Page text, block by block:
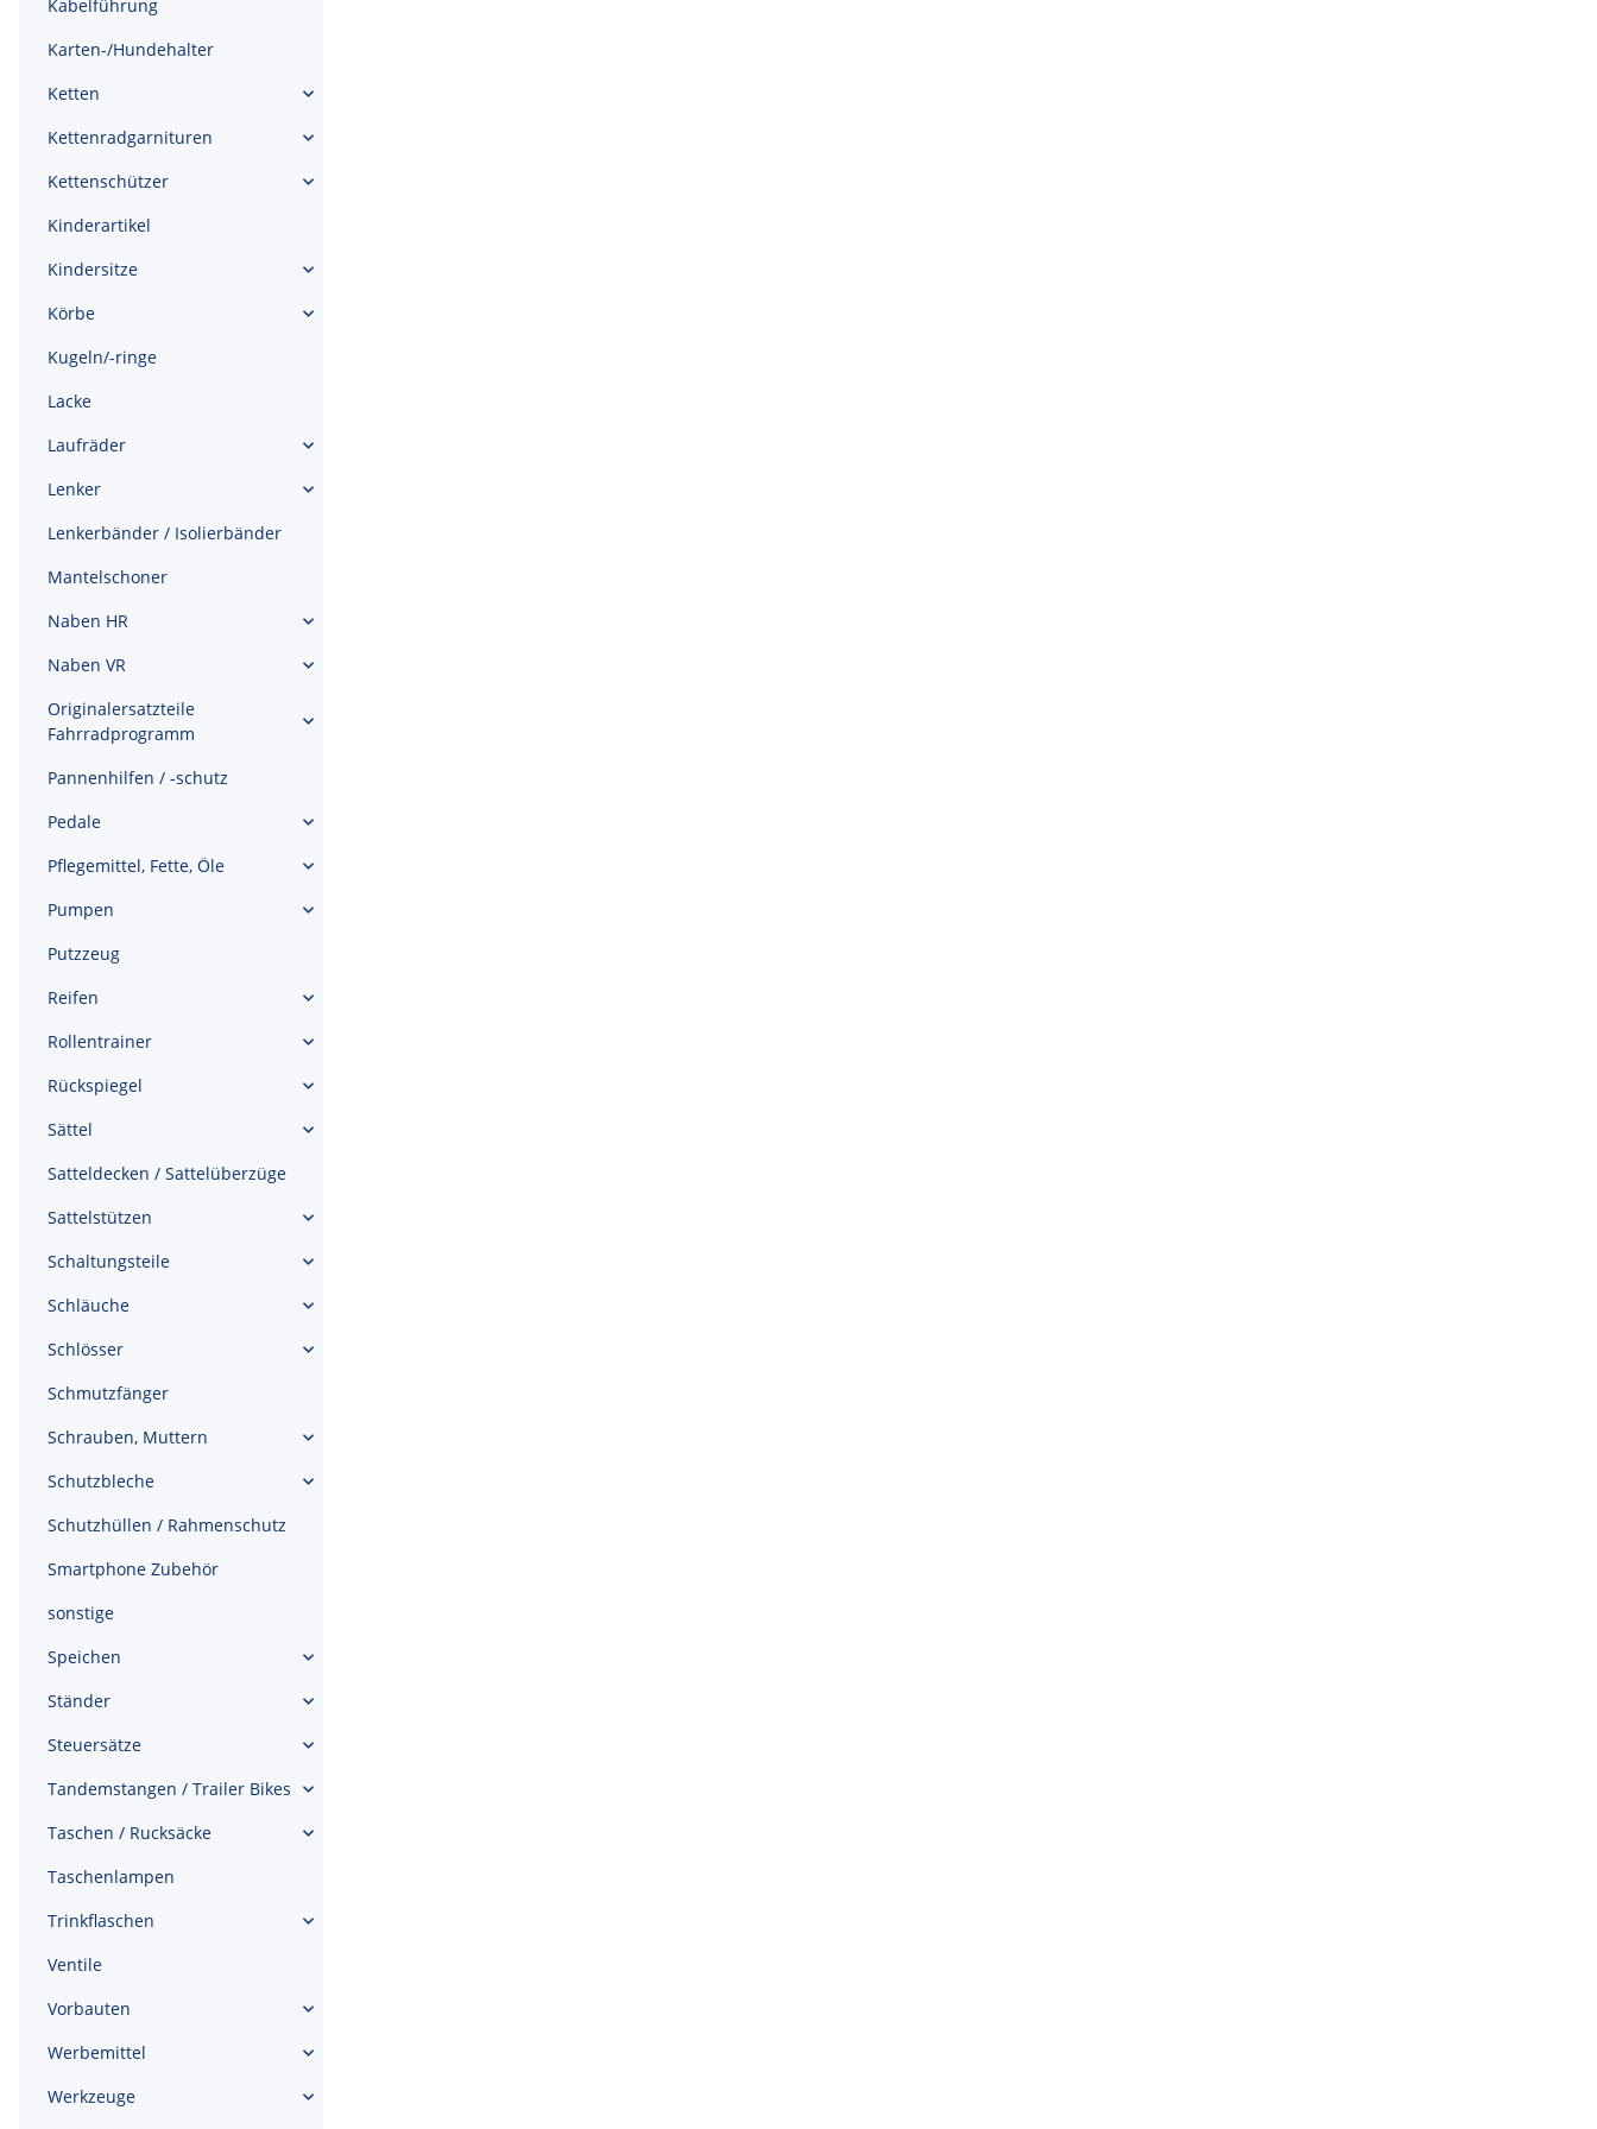
Kabelführung
Karten-/Hundehalter
Ketten
Kettenradgarnituren
Kettenschützer
Kinderartikel
Kindersitze
Körbe
Kugeln/-ringe
Lacke
Laufräder
Lenker
Lenkerbänder / Isolierbänder
Mantelschoner
Naben HR
Naben VR
Originalersatzteile
Fahrradprogramm
Pannenhilfen / -schutz
Pedale
Pflegemittel, Fette, Öle
Pumpen
Putzzeug
Reifen
Rollentrainer
Rückspiegel
Sättel
Satteldecken / Sattelüberzüge
Sattelstützen
Schaltungsteile
Schläuche
Schlösser
Schmutzfänger
Schrauben, Muttern
Schutzbleche
Schutzhüllen / Rahmenschutz
Smartphone Zubehör
sonstige
Speichen
Ständer
Steuersätze
Tandemstangen / Trailer Bikes
Taschen / Rucksäcke
Taschenlampen
Trinkflaschen
Ventile
Vorbauten
Werbemittel
Werkzeuge